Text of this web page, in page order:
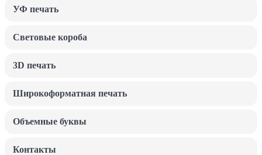
УФ печать
Световые короба
3D печать
Широкоформатная печать
Объемные буквы
Контакты